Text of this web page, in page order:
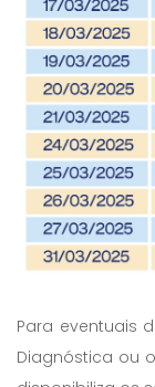
Para eventuais
Diagnóstica ou